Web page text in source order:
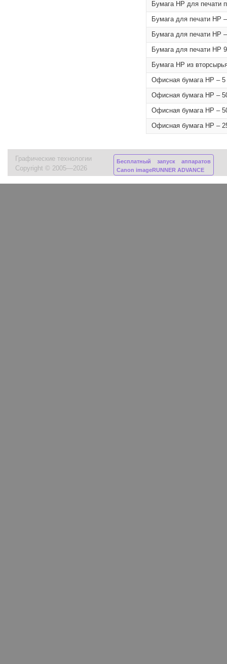
Бумага HP для печати
Бумага для печати HP
Бумага для печати HP
Бумага для печати HP
Бумага HP из
Офисная бумага HP – 5
Офисная бумага HP –
Офисная бумага HP –
Офисная бумага HP –
Графические технологии
Copyright © 2005—2026
Бесплатный запуск аппаратов
Canon imageRUNNER ADVANCE